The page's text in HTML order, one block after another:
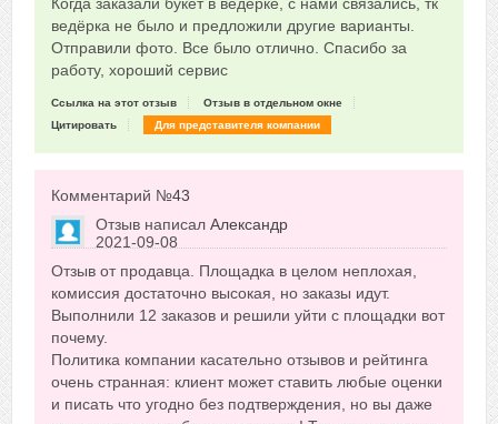
0
Когда заказали букет в ведерке, с нами связались, тк
ведёрка не было и предложили другие варианты.
Отправили фото. Все было отлично. Спасибо за
работу, хороший сервис
Ссылка на этот отзыв
Отзыв в отдельном окне
Цитировать
Для представителя компании
Комментарий №43
Отзыв написал Александр
2021-09-08
-1
Сказать друзьям об отзыве
Отзыв от продавца. Площадка в целом неплохая,
комиссия достаточно высокая, но заказы идут.
Выполнили 12 заказов и решили уйти с площадки вот
почему.
Политика компании касательно отзывов и рейтинга
очень странная: клиент может ставить любые оценки
и писать что угодно без подтверждения, но вы даже